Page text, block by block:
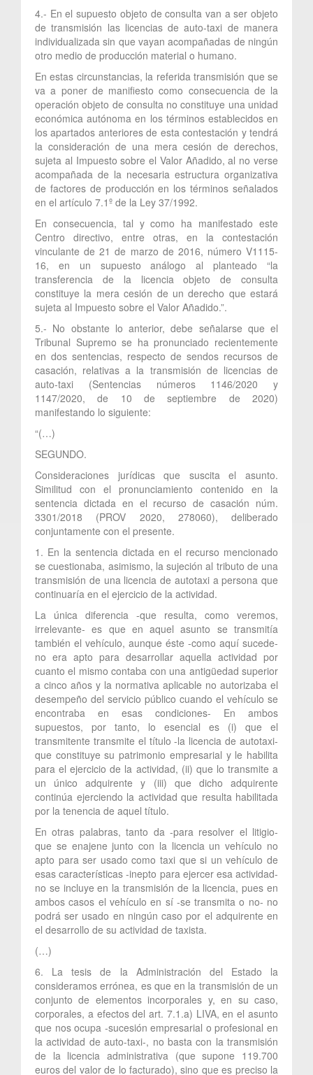
4.- En el supuesto objeto de consulta van a ser objeto
de transmisión las licencias de auto-taxi de manera
individualizada sin que vayan acompañadas de ningún
otro medio de producción material o humano.
En estas circunstancias, la referida transmisión que se
va a poner de manifiesto como consecuencia de la
operación objeto de consulta no constituye una unidad
económica autónoma en los términos establecidos en
los apartados anteriores de esta contestación y tendrá
la consideración de una mera cesión de derechos,
sujeta al Impuesto sobre el Valor Añadido, al no verse
acompañada de la necesaria estructura organizativa
de factores de producción en los términos señalados
en el artículo 7.1º de la Ley 37/1992.
En consecuencia, tal y como ha manifestado este
Centro directivo, entre otras, en la contestación
vinculante de 21 de marzo de 2016, número V1115-
16, en un supuesto análogo al planteado “la
transferencia de la licencia objeto de consulta
constituye la mera cesión de un derecho que estará
sujeta al Impuesto sobre el Valor Añadido.”.
5.- No obstante lo anterior, debe señalarse que el
Tribunal Supremo se ha pronunciado recientemente
en dos sentencias, respecto de sendos recursos de
casación, relativas a la transmisión de licencias de
auto-taxi (Sentencias números 1146/2020 y
1147/2020, de 10 de septiembre de 2020)
manifestando lo siguiente:
“(…)
SEGUNDO.
Consideraciones jurídicas que suscita el asunto.
Similitud con el pronunciamiento contenido en la
sentencia dictada en el recurso de casación núm.
3301/2018 (PROV 2020, 278060), deliberado
conjuntamente con el presente.
1. En la sentencia dictada en el recurso mencionado
se cuestionaba, asimismo, la sujeción al tributo de una
transmisión de una licencia de autotaxi a persona que
continuaría en el ejercicio de la actividad.
La única diferencia -que resulta, como veremos,
irrelevante- es que en aquel asunto se transmitía
también el vehículo, aunque éste -como aquí sucede-
no era apto para desarrollar aquella actividad por
cuanto el mismo contaba con una antigüedad superior
a cinco años y la normativa aplicable no autorizaba el
desempeño del servicio público cuando el vehículo se
encontraba en esas condiciones- En ambos
supuestos, por tanto, lo esencial es (i) que el
transmitente transmite el título -la licencia de autotaxi-
que constituye su patrimonio empresarial y le habilita
para el ejercicio de la actividad, (ii) que lo transmite a
un único adquirente y (iii) que dicho adquirente
continúa ejerciendo la actividad que resulta habilitada
por la tenencia de aquel título.
En otras palabras, tanto da -para resolver el litigio-
que se enajene junto con la licencia un vehículo no
apto para ser usado como taxi que si un vehículo de
esas características -inepto para ejercer esa actividad-
no se incluye en la transmisión de la licencia, pues en
ambos casos el vehículo en sí -se transmita o no- no
podrá ser usado en ningún caso por el adquirente en
el desarrollo de su actividad de taxista.
(…)
6. La tesis de la Administración del Estado la
consideramos errónea, es que en la transmisión de un
conjunto de elementos incorporales y, en su caso,
corporales, a efectos del art. 7.1.a) LIVA, en el asunto
que nos ocupa -sucesión empresarial o profesional en
la actividad de auto-taxi-, no basta con la transmisión
de la licencia administrativa (que supone 119.700
euros del valor de lo facturado), sino que es preciso la